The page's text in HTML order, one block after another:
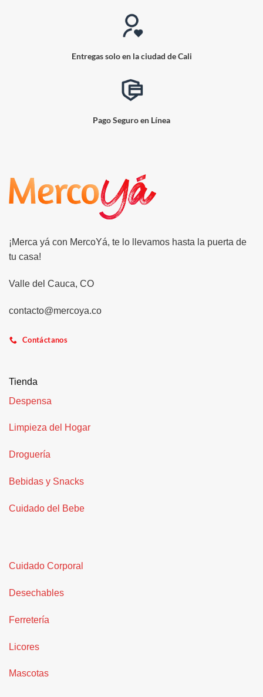
Entregas solo en la ciudad de Cali
Pago Seguro en Línea
¡Merca yá con MercoYá, te lo llevamos hasta la puerta de
tu casa!
Valle del Cauca, CO
contacto@mercoya.co
Contáctanos
Tienda
Despensa
Limpieza del Hogar
Droguería
Bebidas y Snacks
Cuidado del Bebe
Cuidado Corporal
Desechables
Ferretería
Licores
Mascotas